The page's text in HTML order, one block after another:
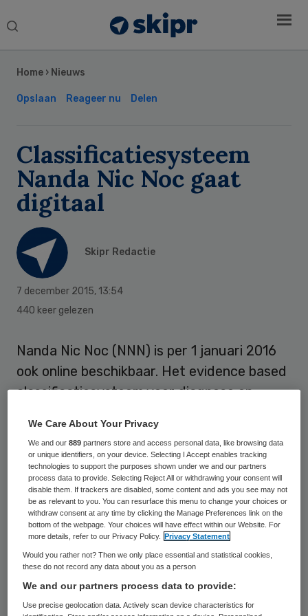
Search
Home › Nieuws
Opslaan Reageer nu Delen
Classificatiesysteem
Nanda Nic Noc gaat
digitaal
Skipr Redactie
7 december 2015, 13:54
440 keer gelezen
Nanda Nic Noc (NNN) is per 1 januari 2016
ook online beschikbaar. Het evidence based
classificatiesysteem voor diagnose en
boekvorm verkrijgbaar. Om het werk van
wijkverpleegkundigen beter te
ondersteunen is een digitale module
ontwikkeld.
De module is het resultaat van
samenwerking tussen uitgeverBohn
Stafleu van Loghum, Stichting Bevordering
Wijkverpleegkunde (SBW) en
thuiszorgorganisatie DinZ.
Sidebar
We Care About Your Privacy
We and our889 partners store and access personal data, like browsing data
or unique identifiers, on your device. Selecting I Accept enables tracking
technologies to support the purposes shown under we and our partners
process data to provide. Selecting Reject All or withdrawing your consent will
disable them. If trackers are disabled, some content and ads you see may not
be as relevant to you. You can resurface this menu to change your choices or
withdraw consent at any time by clicking the Manage Preferences link on the
bottom of the webpage. Your choices will have effect within our Website. For
more details, refer to our Privacy Policy.
Privacy Statement
Would you rather not? Then we only place essential and statistical cookies,
these do not record any data about you as a person
We and our partners process data to provide:
Use precise geolocation data. Actively scan device characteristics for